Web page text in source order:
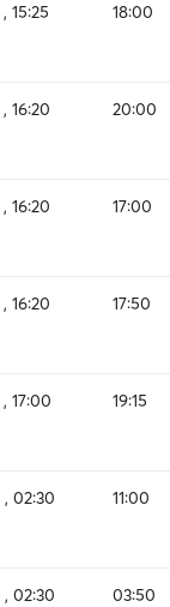
15:25 18:00
16:20 20:00
16:20 17:00
16:20 17:50
17:00 19:15
02:30 11:00
02:30 03:50